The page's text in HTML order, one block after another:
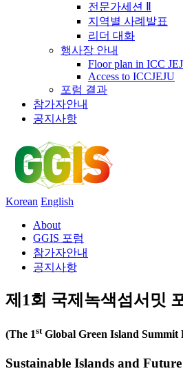
전문가세션 Ⅱ
지역별 사례발표
리더 대화
행사장 안내
Floor plan in ICC
Access to ICCJEJU
포럼 결과
참가자안내
공지사항
Korean English
About
GGIS 포럼
참가자안내
공지사항
제1회 국제녹색섬서밋
(The 1stGlobal Green Island Summit
Sustainable Islands and Future